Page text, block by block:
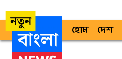
হোম দেশ